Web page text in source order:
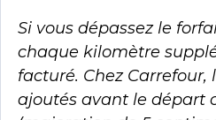
Si vous dépassez le
chaque kilomètre
facturé. Chez Carrefour,
ajoutés avant le départ